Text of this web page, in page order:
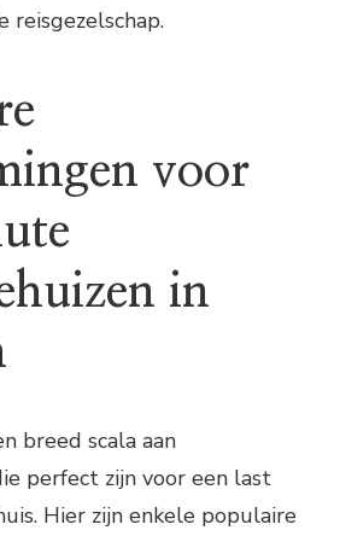
reisgezelschap.
voor
in
breed scala aan
perfect zijn voor een last
Hier zijn enkele populaire